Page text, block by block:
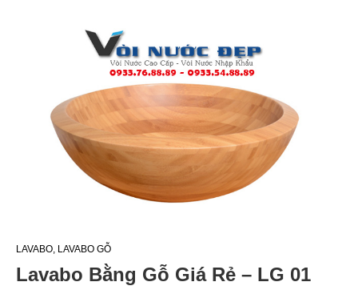
LAVABO, LAVABO GỖ
Lavabo Bằng Gỗ Giá Rẻ – LG 01